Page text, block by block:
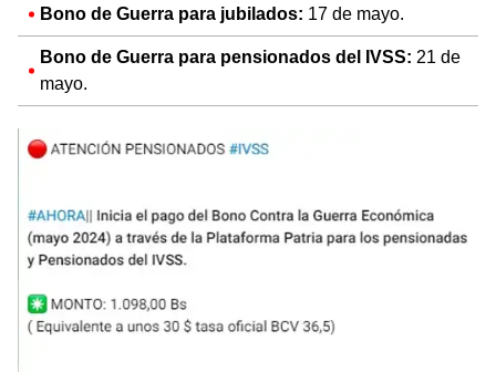
Bono de Guerra para jubilados: 17 de mayo.
Bono de Guerra para pensionados del IVSS: 21 de
mayo.